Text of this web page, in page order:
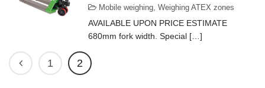
Mobile weighing,Weighing ATEX zones
AVAILABLE UPON PRICE ESTIMATE
680mm fork width. Special […]
1 2